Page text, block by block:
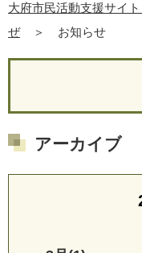
大府市民活動支援サイ
ぜ
＞ お知らせ
アーカイブ